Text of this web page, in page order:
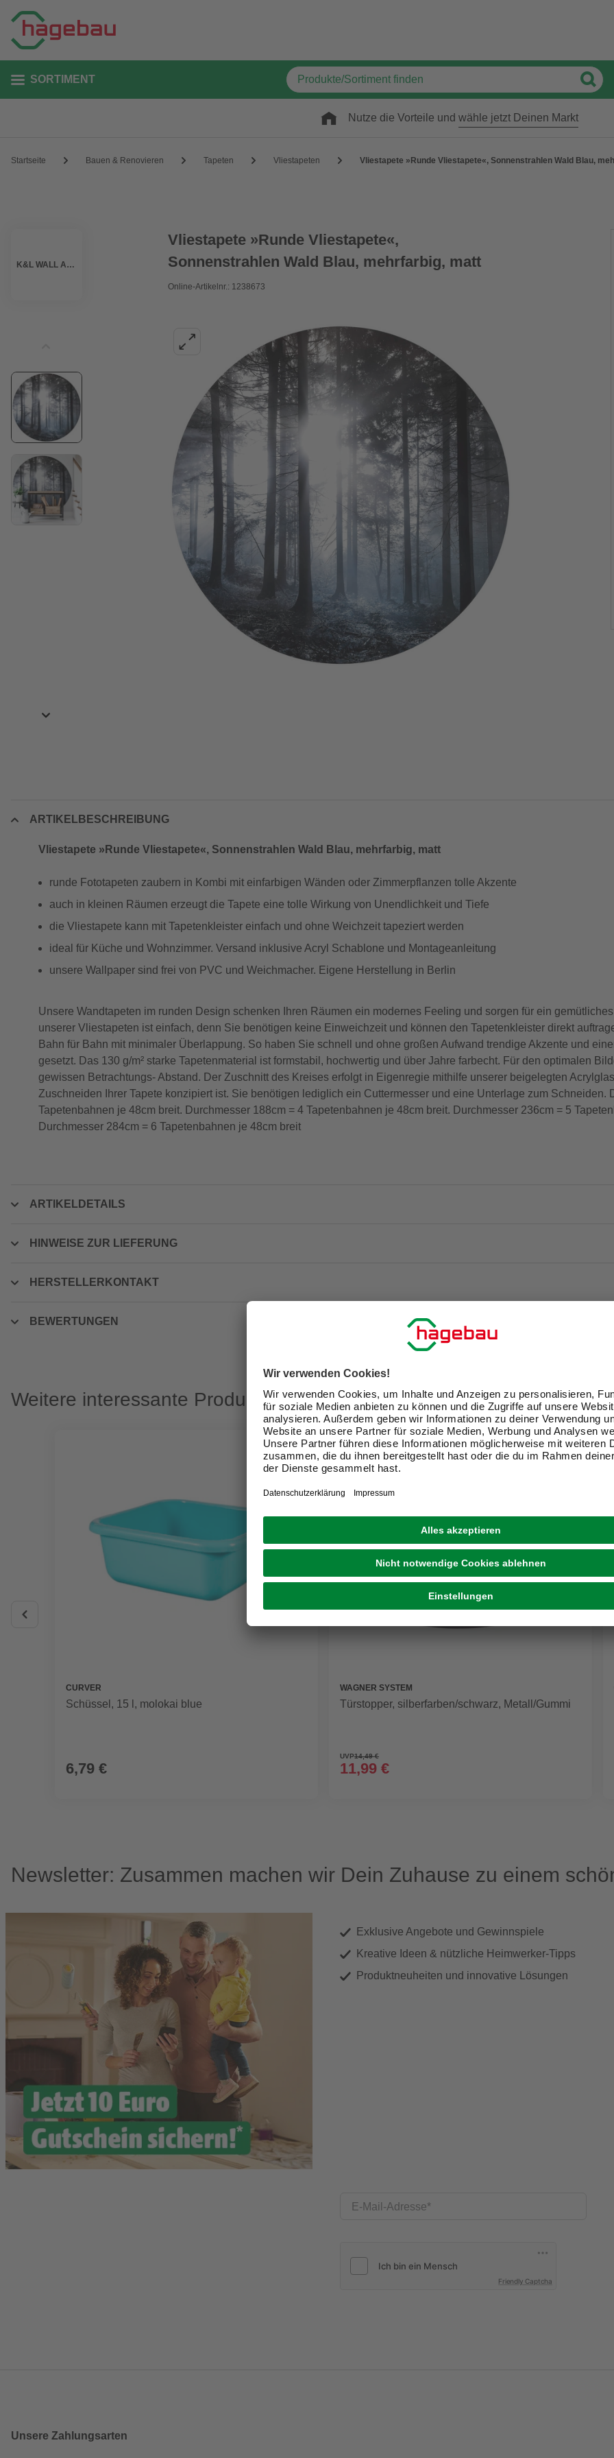
SORTIMENT
Nutze die Vorteile und wähle jetzt Deinen Markt
Startseite Bauen & Renovieren Tapeten Vliestapeten Vliestapete »Runde Vliestapete«, Sonnenstrahlen Wald Blau,
K&L WALL ART
Vliestapete »Runde Vliestapete«,
Sonnenstrahlen Wald Blau, mehrfarbig, matt
Online-Artikelnr.: 1238673
ARTIKELBESCHREIBUNG
Vliestapete »Runde Vliestapete«, Sonnenstrahlen Wald Blau, mehrfarbig, matt
runde Fototapeten zaubern in Kombi mit einfarbigen Wänden oder Zimmerpflanzen tolle Akzente
auch in kleinen Räumen erzeugt die Tapete eine tolle Wirkung von Unendlichkeit und Tiefe
die Vliestapete kann mit Tapetenkleister einfach und ohne Weichzeit tapeziert werden
ideal für Küche und Wohnzimmer. Versand inklusive Acryl Schablone und Montageanleitung
unsere Wallpaper sind frei von PVC und Weichmacher. Eigene Herstellung in Berlin
Unsere Wandtapeten im runden Design schenken Ihren Räumen ein modernes Feeling und sorgen für ein
unserer Vliestapeten ist einfach, denn Sie benötigen keine Einweichzeit und können den Tapetenkleister direkt
Bahn für Bahn mit minimaler Überlappung. So haben Sie schnell und ohne großen Aufwand trendige Akzente und
gesetzt. Das 130 g/m² starke Tapetenmaterial ist formstabil, hochwertig und über Jahre farbecht. Für den optimalen
gewissen Betrachtungs- Abstand. Der Zuschnitt des Kreises erfolgt in Eigenregie mithilfe unserer beigelegten
Zuschneiden Ihrer Tapete konzipiert ist. Sie benötigen lediglich ein Cuttermesser und eine Unterlage zum Schneiden.
Tapetenbahnen je 48cm breit. Durchmesser 188cm = 4 Tapetenbahnen je 48cm breit. Durchmesser 236cm = 5
Durchmesser 284cm = 6 Tapetenbahnen je 48cm breit
ARTIKELDETAILS
HINWEISE ZUR LIEFERUNG
HERSTELLERKONTAKT
BEWERTUNGEN
Weitere interessante Produkte
CURVER
Schüssel, 15 l, molokai blue
6,79 €
WAGNER SYSTEM
Türstopper, silberfarben/schwarz, Metall/Gummi
UVP14,49 €
11,99 €
Newsletter: Zusammen machen wir Dein Zuhause zu einem
Exklusive Angebote und Gewinnspiele
Kreative Ideen & nützliche Heimwerker-Tipps
Produktneuheiten und innovative Lösungen
E-Mail-Adresse
Friendly Captcha
Unsere Zahlungsarten